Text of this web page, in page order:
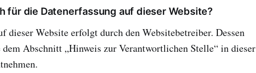
für die Datenerfassung auf dieser Website?
dieser Website erfolgt durch den Websitebetreiber. Dessen
dem Abschnitt „Hinweis zur Verantwortlichen Stelle“ in dieser